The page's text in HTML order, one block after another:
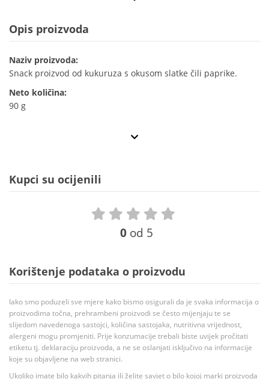
Opis proizvoda
Naziv proizvoda:
Snack proizvod od kukuruza s okusom slatke čili paprike.
Neto količina:
90 g
Kupci su ocijenili
0 od 5
Korištenje podataka o proizvodu
Iako smo poduzeli sve mjere kako bismo osigurali da je svaka informacija o
proizvodima točna, prehrambeni proizvodi se često mijenjaju te se
slijedom navedenoga sastojci, količina sastojaka, nutritivna vrijednost,
alergeni mogu promjeniti. Prije konzumacije trebali biste uvijek pročitati
etiketu tj. deklaraciju proizvoda, a ne se oslanjati isključivo na informacije
koje su objavljene na web stranici.
Ukoliko imate bilo kakvih pitanja ili želite savjet o bilo kojoj marki proizvoda